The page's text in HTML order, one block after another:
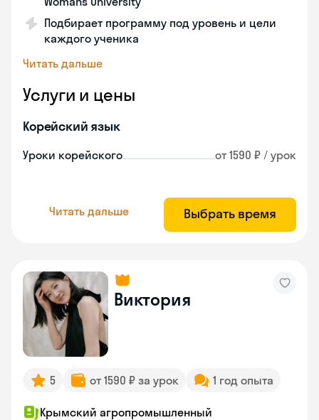
Подбирает программу под уровень и цели
каждого ученика
Читать дальше
Услуги и цены
Корейский язык
Уроки корейского от 1590 ₽ / урок
Читать дальше Выбрать время
Виктория
5 от 1590 ₽ за урок 1 год опыта
Крымский агропромышленный